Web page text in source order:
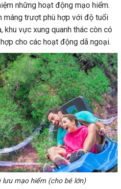
những hoạt động mạo hiểm.
máng trượt phù hợp với độ tuổi
khu vực xung quanh thác còn có
cho các hoạt động dã ngoại.
lưu mạo hiểm (cho bé lớn)